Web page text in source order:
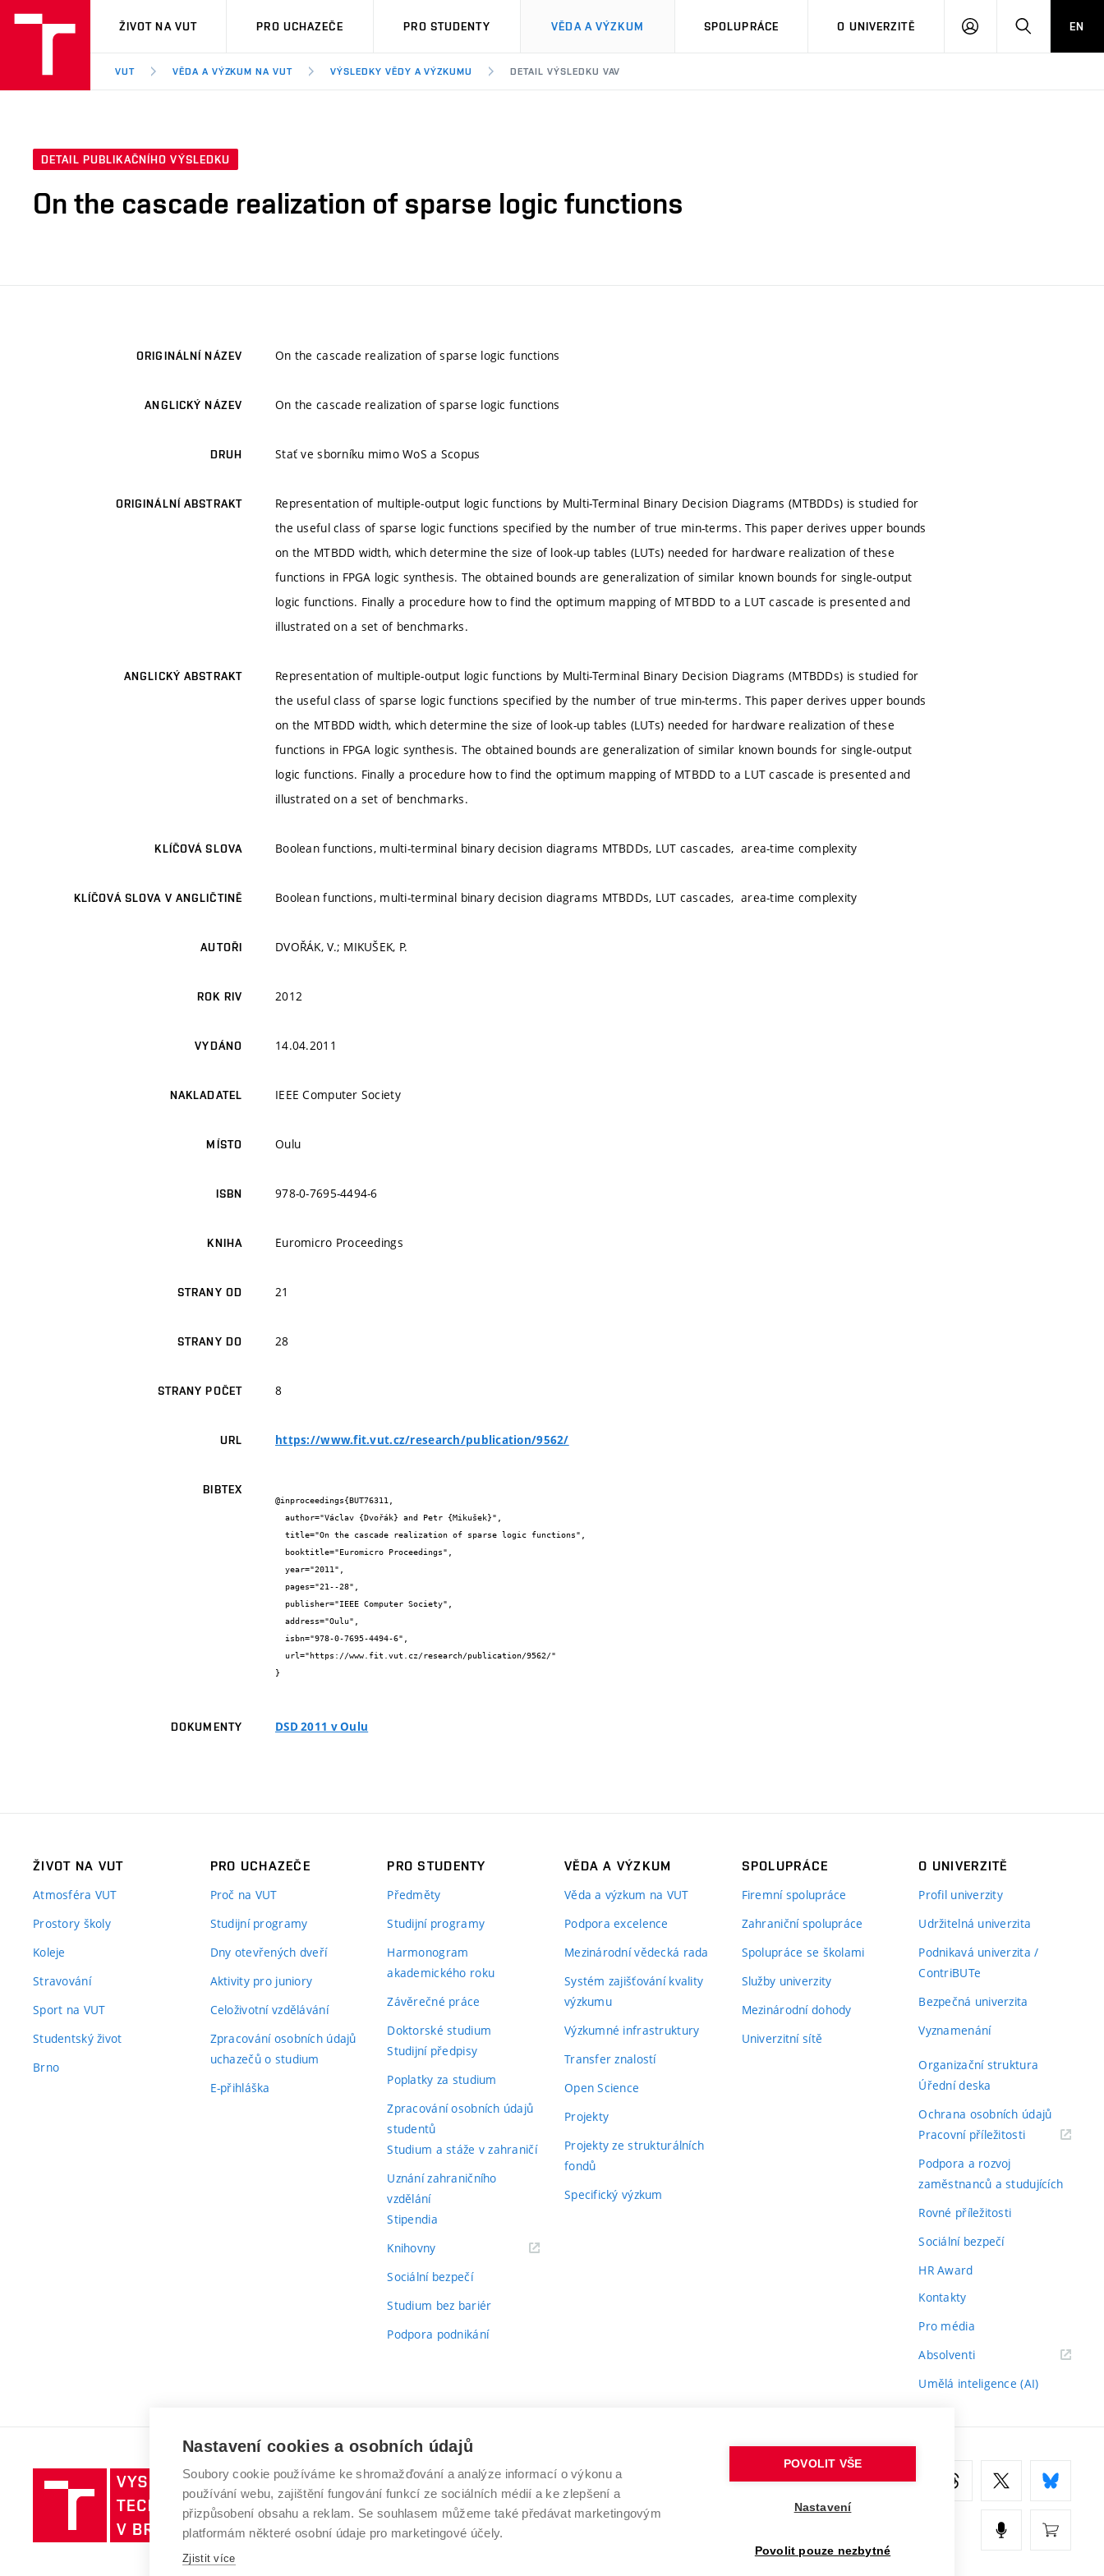
VUT
ŽIVOT NA VUT PRO UCHAZEČE PRO STUDENTY VĚDA A VÝZKUM SPOLUPRÁCE O UNIVERZITĚ
PŘIHLÁSIT HLEDATEN
VUT VĚDA A VÝZKUM NA VUT VÝSLEDKY VĚDY A VÝZKUMU DETAIL VÝSLEDKU VAV
DETAIL PUBLIKAČNÍHO VÝSLEDKU
On the cascade realization of sparse logic functions
ORIGINÁLNÍ NÁZEV On the cascade realization of sparse logic functions
ANGLICKÝ NÁZEV On the cascade realization of sparse logic functions
DRUH Stať ve sborníku mimo WoS a Scopus
ORIGINÁLNÍ ABSTRAKT
Representation of multiple-output logic functions by Multi-Terminal Binary Decision Diagrams (MTBDDs) is studied for
the useful class of sparse logic functions specified by the number of true min-terms. This paper derives upper bounds
on the MTBDD width, which determine the size of look-up tables (LUTs) needed for hardware realization of these
functions in FPGA logic synthesis. The obtained bounds are generalization of similar known bounds for single-output
logic functions. Finally a procedure how to find the optimum mapping of MTBDD to a LUT cascade is presented and
illustrated on a set of benchmarks.
ANGLICKÝ ABSTRAKT
Representation of multiple-output logic functions by Multi-Terminal Binary Decision Diagrams (MTBDDs) is studied for
the useful class of sparse logic functions specified by the number of true min-terms. This paper derives upper bounds
on the MTBDD width, which determine the size of look-up tables (LUTs) needed for hardware realization of these
functions in FPGA logic synthesis. The obtained bounds are generalization of similar known bounds for single-output
logic functions. Finally a procedure how to find the optimum mapping of MTBDD to a LUT cascade is presented and
illustrated on a set of benchmarks.
KLÍČOVÁ SLOVA Boolean functions, multi-terminal binary decision diagrams MTBDDs, LUT cascades, area-time complexity
KLÍČOVÁ SLOVA V ANGLIČTINĚ Boolean functions, multi-terminal binary decision diagrams MTBDDs, LUT cascades, area-time complexity
AUTOŘI DVOŘÁK, V.; MIKUŠEK, P.
ROK RIV 2012
VYDÁNO 14.04.2011
NAKLADATEL IEEE Computer Society
MÍSTO Oulu
ISBN 978-0-7695-4494-6
KNIHA Euromicro Proceedings
STRANY OD 21
STRANY DO 28
STRANY POČET 8
URL https://www.fit.vut.cz/research/publication/9562/
BIBTEX
@inproceedings{BUT76311,
}
DOKUMENTY DSD 2011 v Oulu
ŽIVOT NA VUT
Atmosféra VUT
Prostory školy
Koleje
Stravování
Sport na VUT
Studentský život
Brno
PRO UCHAZEČE
Proč na VUT
Studijní programy
Dny otevřených dveří
Aktivity pro juniory
Celoživotní vzdělávání
Zpracování osobních údajů
uchazečů o studium
E-přihláška
PRO STUDENTY
Předměty
Studijní programy
Harmonogram
akademického roku
Závěrečné práce
Doktorské studium
Studijní předpisy
Poplatky za studium
Zpracování osobních údajů
studentů
Studium a stáže v zahraničí
Uznání zahraničního
vzdělání
Stipendia
Knihovny(externí
Sociální bezpečí
Studium bez bariér
Podpora podnikání
VĚDA A VÝZKUM
Věda a výzkum na VUT
Podpora excelence
Mezinárodní vědecká rada
Systém zajišťování kvality
výzkumu
Výzkumné infrastruktury
Transfer znalostí
Open Science
Projekty
Projekty ze strukturálních
fondů
Specifický výzkum
SPOLUPRÁCE
Firemní spolupráce
Zahraniční spolupráce
Spolupráce se školami
Služby univerzity
Mezinárodní dohody
Univerzitní sítě
O UNIVERZITĚ
Profil univerzity
Udržitelná univerzita
Podnikavá univerzita /
ContriBUTe
Bezpečná univerzita
Vyznamenání
Organizační struktura
Úřední deska
Ochrana osobních údajů
Pracovní příležitosti(externí
Podpora a rozvoj
zaměstnanců a studujících
Rovné příležitosti
Sociální bezpečí
HR Award
Kontakty
Pro média
Absolventi(externí
Umělá inteligence (AI)
Vysoké
učení
technické
v
VYSOKÉ UČENÍ TECHNICKÉ V BRNĚ
Antonínská 548/1
602 00 Brno
www.vut.cz
Nastavení cookies a osobních údajů
Soubory cookie používáme ke shromažďování a analýze informací o výkonu a
používání webu, zajištění fungování funkcí ze sociálních médií a ke zlepšení a
přizpůsobení obsahu a reklam. Se souhlasem můžeme také předávat marketingovým
platformám některé osobní údaje pro marketingové účely.
Zjistit více
POVOLIT VŠE
Nastavení
Povolit pouze nezbytné